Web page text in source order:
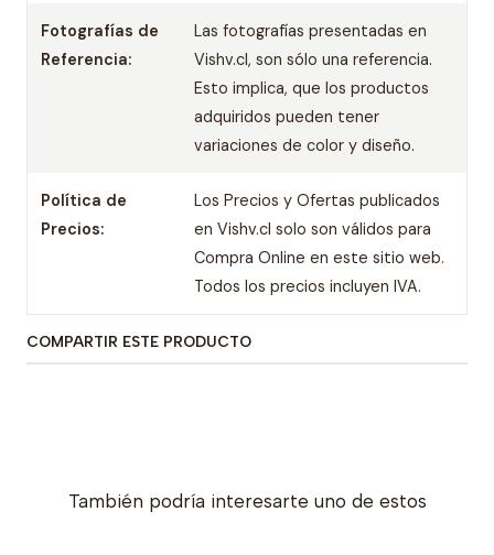
Fotografías de
Referencia:
Las fotografías presentadas en
Vishv.cl, son sólo una referencia.
Esto implica, que los productos
adquiridos pueden tener
variaciones de color y diseño.
Política de
Precios:
Los Precios y Ofertas publicados
en Vishv.cl solo son válidos para
Compra Online en este sitio web.
Todos los precios incluyen IVA.
COMPARTIR ESTE PRODUCTO
También podría interesarte uno de estos